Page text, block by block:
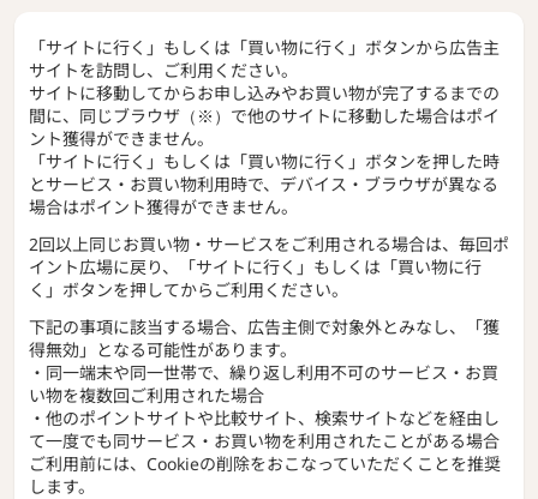
「サイトに行く」もしくは「買い物に行く」ボタンから広告主
サイトを訪問し、ご利用ください。
サイトに移動してからお申し込みやお買い物が完了するまでの
間に、同じブラウザ（※）で他のサイトに移動した場合はポイ
ント獲得ができません。
「サイトに行く」もしくは「買い物に行く」ボタンを押した時
とサービス・お買い物利用時で、デバイス・ブラウザが異なる
場合はポイント獲得ができません。
2回以上同じお買い物・サービスをご利用される場合は、毎回ポ
イント広場に戻り、「サイトに行く」もしくは「買い物に行
く」ボタンを押してからご利用ください。
下記の事項に該当する場合、広告主側で対象外とみなし、「獲
得無効」となる可能性があります。
・同一端末や同一世帯で、繰り返し利用不可のサービス・お買
い物を複数回ご利用された場合
・他のポイントサイトや比較サイト、検索サイトなどを経由し
て一度でも同サービス・お買い物を利用されたことがある場合
ご利用前には、Cookieの削除をおこなっていただくことを推奨
します。